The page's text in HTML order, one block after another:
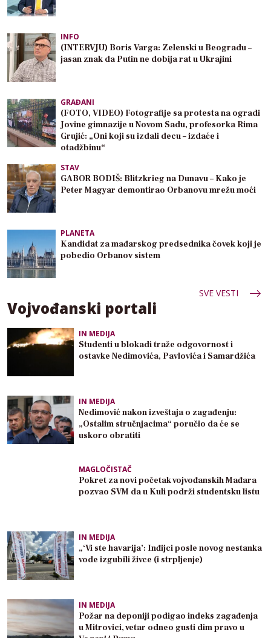
INFO
(INTERVJU) Boris Varga: Zelenski u Beogradu –
jasan znak da Putin ne dobija rat u Ukrajini
GRAĐANI
(FOTO, VIDEO) Fotografije sa protesta na ogradi
Jovine gimnazije u Novom Sadu, profesorka Rima
Grujić: „Oni koji su izdali decu – izdaće i
otadžbinu“
STAV
GABOR BODIŠ: Blitzkrieg na Dunavu – Kako je
Peter Magyar demontirao Orbanovu mrežu moći
PLANETA
Kandidat za mađarskog predsednika čovek koji je
pobedio Orbanov sistem
SVE VESTI
Vojvođanski portali
IN MEDIJA
Studenti u blokadi traže odgovornost i
ostavke Nedimovića, Pavlovića i Samardžića
IN MEDIJA
Nedimović nakon izveštaja o zagađenju:
„Ostalim stručnjacima“ poručio da će se
uskoro obratiti
MAGLOČISTAČ
Pokret za novi početak vojvođanskih Mađara
pozvao SVM da u Kuli podrži studentsku listu
IN MEDIJA
„‘Vi ste havarija’: Inđijci posle novog nestanka
vode izgubili živce (i strpljenje)
IN MEDIJA
Požar na deponiji podigao indeks zagađenja
u Mitrovici, vetar odneo gusti dim pravo u